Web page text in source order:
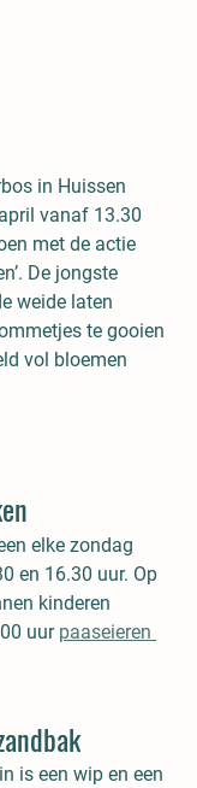
in Huissen
vanaf 13.30
met de actie
De jongste
weide laten
te gooien
vol bloemen
elke zondag
en 16.30 uur. Op
kinderen
uur paaseieren
is een wip en een